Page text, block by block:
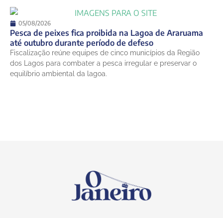
05/08/2026
Pesca de peixes fica proibida na Lagoa de Araruama
até outubro durante período de defeso
Fiscalização reúne equipes de cinco municípios da Região
dos Lagos para combater a pesca irregular e preservar o
equilíbrio ambiental da lagoa.